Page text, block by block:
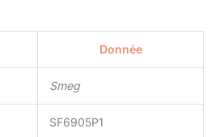
Donnée
Smeg
SF6905P1